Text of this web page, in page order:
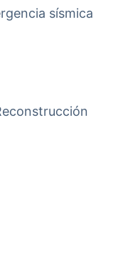
sísmica